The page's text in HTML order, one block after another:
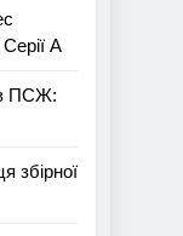
А
в ПСЖ:
збірної